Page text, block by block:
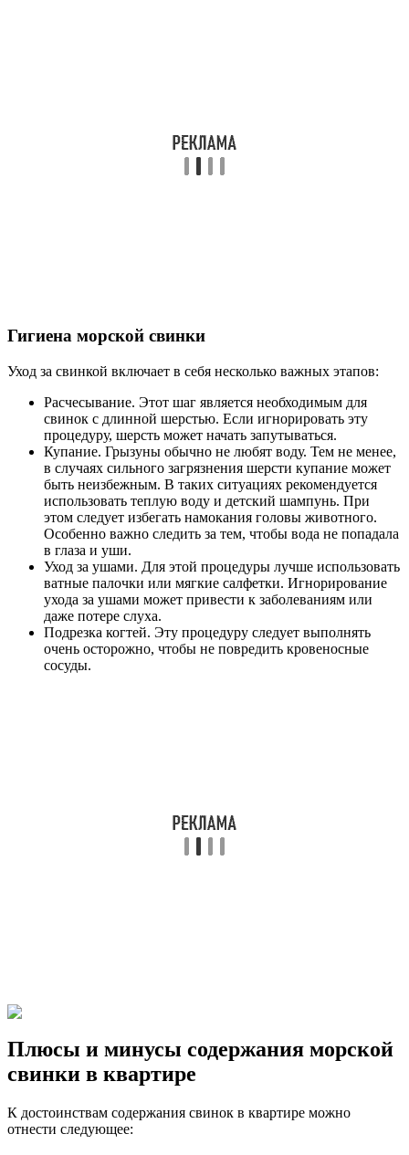
Гигиена морской свинки
Уход за свинкой включает в себя несколько важных этапов:
Расчесывание. Этот шаг является необходимым для
свинок с длинной шерстью. Если игнорировать эту
процедуру, шерсть может начать запутываться.
Купание. Грызуны обычно не любят воду. Тем не менее,
в случаях сильного загрязнения шерсти купание может
быть неизбежным. В таких ситуациях рекомендуется
использовать теплую воду и детский шампунь. При
этом следует избегать намокания головы животного.
Особенно важно следить за тем, чтобы вода не попадала
в глаза и уши.
Уход за ушами. Для этой процедуры лучше использовать
ватные палочки или мягкие салфетки. Игнорирование
ухода за ушами может привести к заболеваниям или
даже потере слуха.
Подрезка когтей. Эту процедуру следует выполнять
очень осторожно, чтобы не повредить кровеносные
сосуды.
Плюсы и минусы содержания морской
свинки в квартире
К достоинствам содержания свинок в квартире можно
отнести следующее: